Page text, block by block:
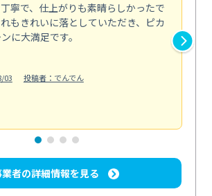
寧で、仕上がりも素晴らしかったで
もきれいに落としていただき、ピカ
に大満足です。
03
投稿者：でんでん
者の詳細情報を見る